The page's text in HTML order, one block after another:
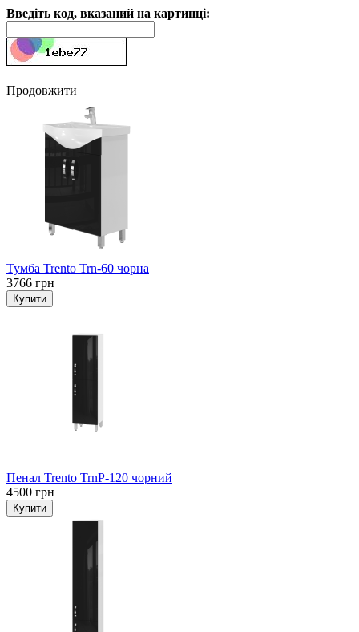
Введіть код, вказаний на картинці:
Продовжити
Тумба Trento Trn-60 чорна
3766 грн
Пенал Trento TrnP-120 чорний
4500 грн